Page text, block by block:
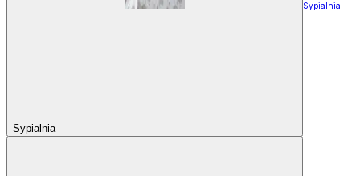
Sypialnia
Sypialnia